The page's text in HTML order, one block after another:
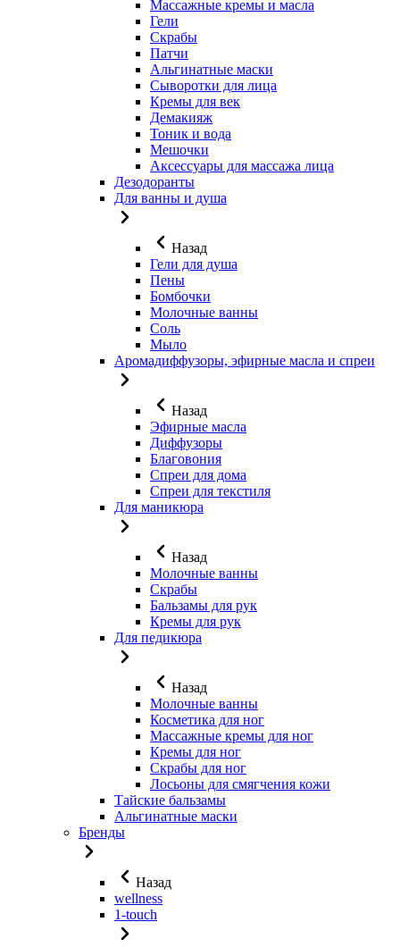
Массажные кремы и масла
Гели
Скрабы
Патчи
Альгинатные маски
Сыворотки для лица
Кремы для век
Демакияж
Тоник и вода
Мешочки
Аксессуары для массажа лица
Дезодоранты
Для ванны и душа
Назад
Гели для душа
Пены
Бомбочки
Молочные ванны
Соль
Мыло
Аромадиффузоры, эфирные масла и спреи
Назад
Эфирные масла
Диффузоры
Благовония
Спреи для дома
Спреи для текстиля
Для маникюра
Назад
Молочные ванны
Скрабы
Бальзамы для рук
Кремы для рук
Для педикюра
Назад
Молочные ванны
Косметика для ног
Массажные кремы для ног
Кремы для ног
Скрабы для ног
Лосьоны для смягчения кожи
Тайские бальзамы
Альгинатные маски
Бренды
Назад
wellness
1-touch